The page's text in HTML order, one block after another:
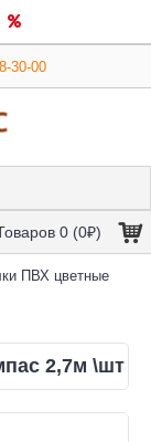
30-00
0 (0₽)
ПВХ цветные
2,7м \шт